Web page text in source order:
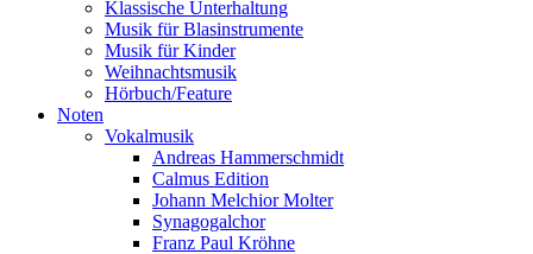
Klassische Unterhaltung
Musik für Blasinstrumente
Musik für Kinder
Weihnachtsmusik
Hörbuch/Feature
Noten
Vokalmusik
Andreas Hammerschmidt
Calmus Edition
Johann Melchior Molter
Synagogalchor
Franz Paul Kröhne